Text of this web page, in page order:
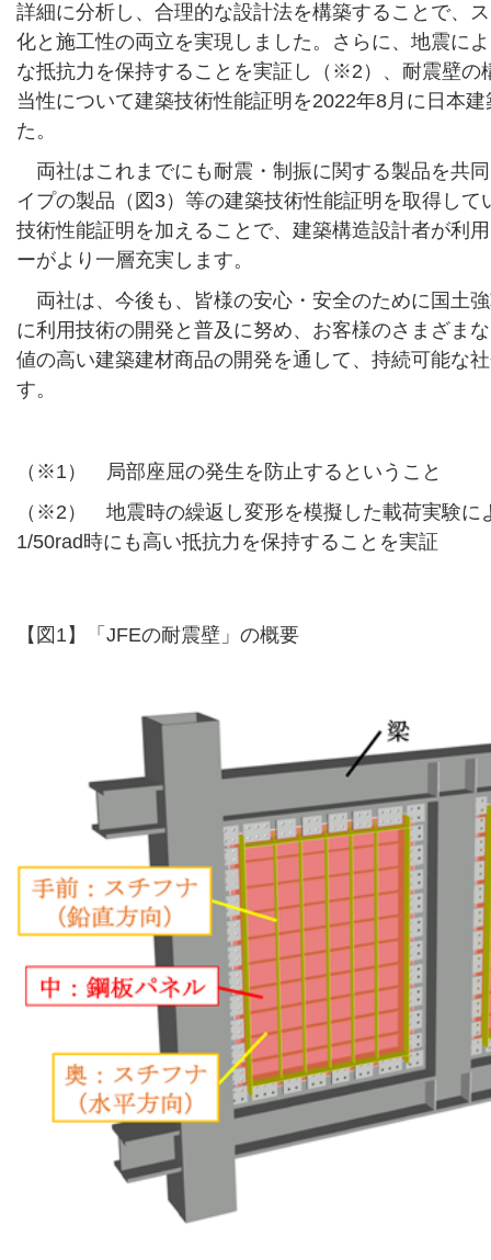
詳細に分析し、合理的な設計法を構築することで、
化と施工性の両立を実現しました。さらに、地震に
な抵抗力を保持することを実証し（※2）、耐震壁の
当性について建築技術性能証明を2022年8月に日本
た。
両社はこれまでにも耐震・制振に関する製品を共
イプの製品（図3）等の建築技術性能証明を取得し
技術性能証明を加えることで、建築構造設計者が利
ーがより一層充実します。
両社は、今後も、皆様の安心・安全のために国土
に利用技術の開発と普及に努め、お客様のさまざま
値の高い建築建材商品の開発を通して、持続可能な
す。
（※1） 局部座屈の発生を防止するということ
（※2） 地震時の繰返し変形を模擬した載荷実験に
1/50rad時にも高い抵抗力を保持することを実証
【図1】「JFEの耐震壁」の概要